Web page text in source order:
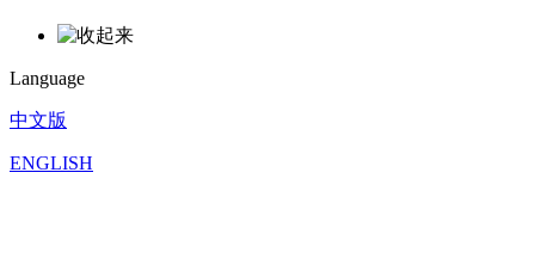
Language
中文版
ENGLISH